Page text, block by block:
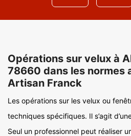
Opérations sur velux à
78660 dans les normes
Artisan Franck
Les opérations sur les velux ou
techniques spécifiques. Il s’agit
Seul un professionnel peut réaliser